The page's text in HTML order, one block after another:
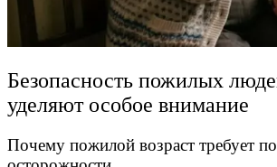
Безопасность пожилых
уделяют особое внимание
Почему пожилой возраст требует